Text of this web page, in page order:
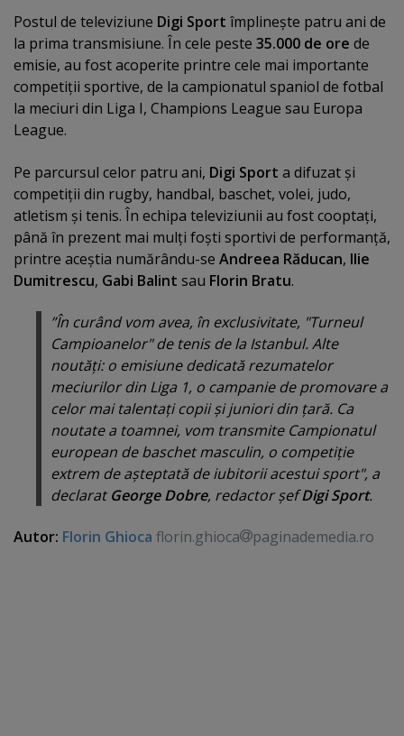
Postul de televiziune Digi Sport împlineşte patru ani de
la prima transmisiune. În cele peste 35.000 de ore de
emisie, au fost acoperite printre cele mai importante
competiţii sportive, de la campionatul spaniol de fotbal
la meciuri din Liga I, Champions League sau Europa
League.
Pe parcursul celor patru ani, Digi Sport a difuzat şi
competiţii din rugby, handbal, baschet, volei, judo,
atletism şi tenis. În echipa televiziunii au fost cooptaţi,
până în prezent mai mulţi foşti sportivi de performanţă,
printre aceştia numărându-se Andreea Răducan, Ilie
Dumitrescu, Gabi Balint sau Florin Bratu.
”În curând vom avea, în exclusivitate, "Turneul
Campioanelor" de tenis de la Istanbul. Alte
noutăţi: o emisiune dedicată rezumatelor
meciurilor din Liga 1, o campanie de promovare a
celor mai talentaţi copii şi juniori din ţară. Ca
noutate a toamnei, vom transmite Campionatul
european de baschet masculin, o competiţie
extrem de aşteptată de iubitorii acestui sport", a
declaratGeorge Dobre, redactor şefDigi Sport.
Autor: Florin Ghioca florin.ghioca paginademedia.ro